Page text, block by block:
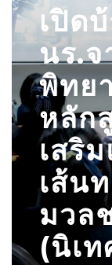
เปิด
นร.จ
พิทย
หลัก
เสริ
เส้น
มวล
(นิเ